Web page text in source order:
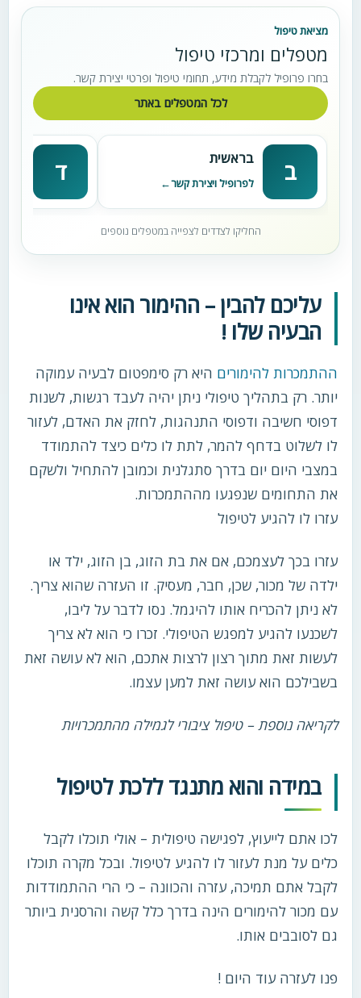
מציאת טיפול
מטפלים ומרכזי טיפול
בחרו פרופיל לקבלת מידע, תחומי טיפול ופרטי יצירת קשר.
לכל המטפלים באתר
ב בראשית
לפרופיל ויצירת קשר ד
החליקו לצדדים לצפייה במטפלים נוספים
עליכם להבין – ההימור הוא אינו
הבעיה שלו !
ההתמכרות להימורים היא רק סימפטום לבעיה עמוקה
יותר. רק בתהליך טיפולי ניתן יהיה לעבד רגשות, לשנות
דפוסי חשיבה ודפוסי התנהגות, לחזק את האדם, לעזור
לו לשלוט בדחף להמר, לתת לו כלים כיצד להתמודד
במצבי היום יום בדרך סתגלנית וכמובן להתחיל ולשקם
את התחומים שנפגעו מההתמכרות.
עזרו לו להגיע לטיפול
עזרו בכך לעצמכם, אם את בת הזוג, בן הזוג, ילד או
ילדה של מכור, שכן, חבר, מעסיק. זו העזרה שהוא צריך.
לא ניתן להכריח אותו להיגמל. נסו לדבר על ליבו,
לשכנעו להגיע למפגש הטיפולי. זכרו כי הוא לא צריך
לעשות זאת מתוך רצון לרצות אתכם, הוא לא עושה זאת
בשבילכם הוא עושה זאת למען עצמו.
לקריאה נוספת – טיפול ציבורי לגמילה מהתמכרויות
במידה והוא מתנגד ללכת לטיפול
לכו אתם לייעוץ, לפגישה טיפולית – אולי תוכלו לקבל
כלים על מנת לעזור לו להגיע לטיפול. ובכל מקרה תוכלו
לקבל אתם תמיכה, עזרה והכוונה – כי הרי ההתמודדות
עם מכור להימורים הינה בדרך כלל קשה והרסנית ביותר
גם לסובבים אותו.
פנו לעזרה עוד היום !